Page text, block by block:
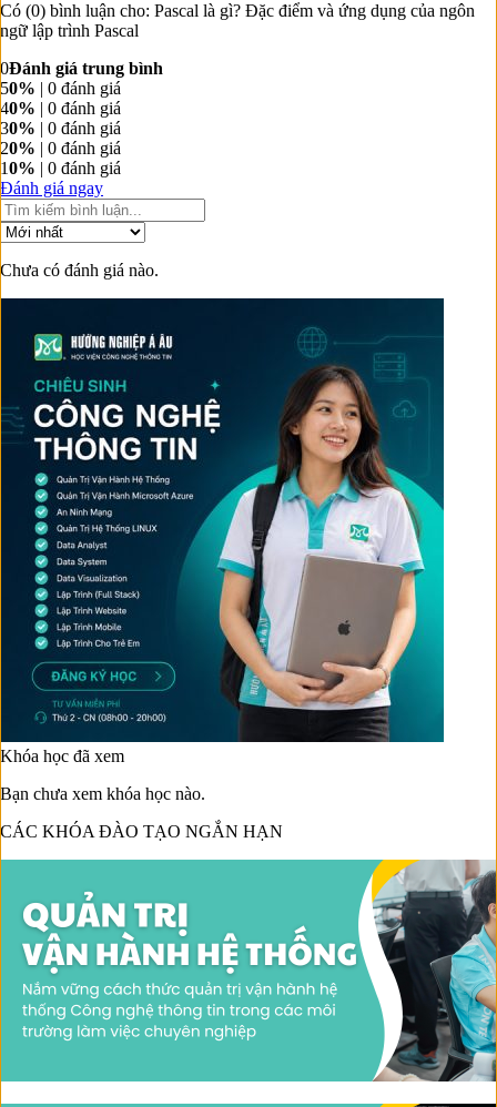
Có (0) bình luận cho: Pascal là gì? Đặc điểm và ứng dụng của ngôn
ngữ lập trình Pascal
0Đánh giá trung bình
50% | 0 đánh giá
40% | 0 đánh giá
30% | 0 đánh giá
20% | 0 đánh giá
10% | 0 đánh giá
Đánh giá ngay
Chưa có đánh giá nào.
Khóa học đã xem
Bạn chưa xem khóa học nào.
CÁC KHÓA ĐÀO TẠO NGẮN HẠN